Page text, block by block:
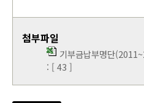
첨부파일
기부금납부명단
: [ 43 ]